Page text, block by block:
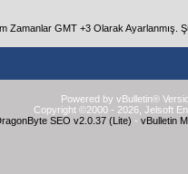
Zamanlar GMT +3 Olarak Ayarlanmış.
Powered by vBulletin®
Copyright ©2000 - 2026, Jelsoft
SEO v2.0.37 (Lite) - vBulletin